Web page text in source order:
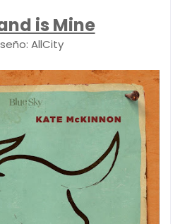
is Mine
AllCity